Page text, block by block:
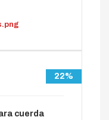
22%
cuerda